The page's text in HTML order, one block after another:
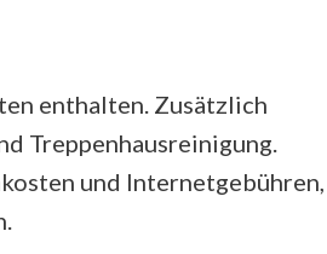
enthalten. Zusätzlich
Treppenhausreinigung.
und Internetgebühren,